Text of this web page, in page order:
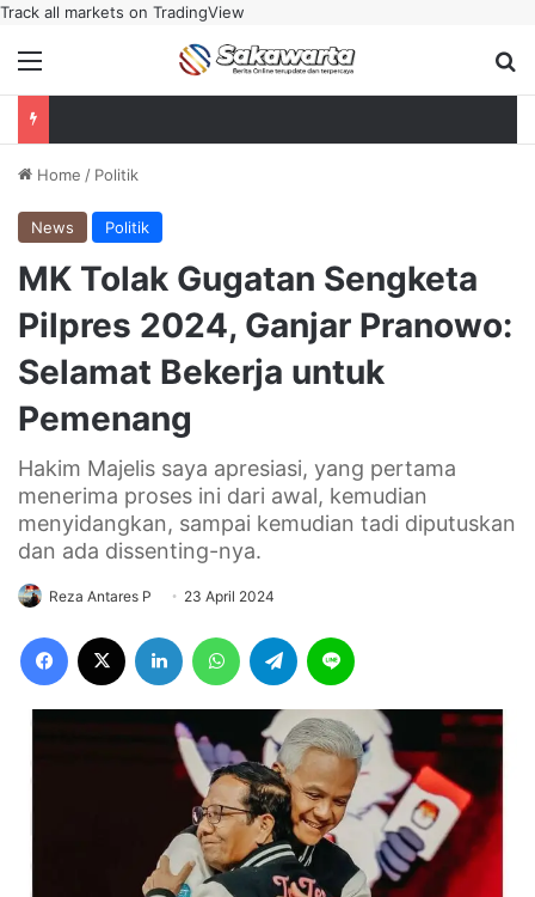
Track all markets on TradingView
Menu
Home / Politik
News Politik
MK Tolak Gugatan Sengketa
Pilpres 2024, Ganjar Pranowo:
Selamat Bekerja untuk
Pemenang
Hakim Majelis saya apresiasi, yang pertama
menerima proses ini dari awal, kemudian
menyidangkan, sampai kemudian tadi diputuskan
dan ada dissenting-nya.
Reza Antares P 23 April 2024
Facebook LinkedIn WhatsAppTelegram